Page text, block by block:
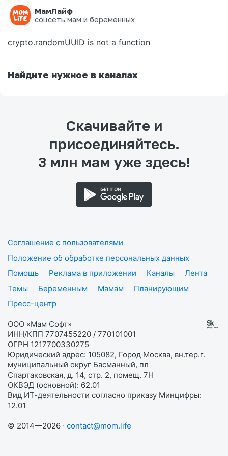
МамЛайф
соцсеть мам и беременных
Ошибка на странице
crypto.randomUUID is not a function
Найдите нужное в каналах
Скачивайте и
присоединяйтесь.
3 млн мам уже здесь!
Соглашение с пользователями
Положение об обработке персональных данных
Помощь
Реклама в приложении Каналы
Лента
Темы
Беременным Мамам
Планирующим
Пресс-центр
ООО «Мам Софт»
ИНН/КПП 7707455220 / 770101001
ОГРН 1217700330275
Юридический адрес: 105082, Город Москва, вн.тер.г.
муниципальный округ Басманный, пл
Спартаковская, д. 14, стр. 2, помещ. 7Н
ОКВЭД (основной): 62.01
Вид ИТ-деятельности согласно приказу Минцифры:
12.01
© 2014—2026 · contact@mom.life